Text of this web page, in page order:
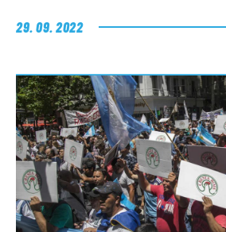
29. 09. 2022